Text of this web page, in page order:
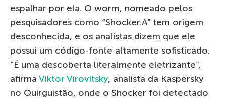
espalhar por ela. O worm, nomeado pelos
pesquisadores como “Shocker.A” tem origem
desconhecida, e os analistas dizem que ele
possui um código-fonte altamente sofisticado.
“É uma descoberta literalmente eletrizante”,
afirma Viktor Virovitsky, analista da Kaspersky
no Quirguistão, onde o Shocker foi detectado